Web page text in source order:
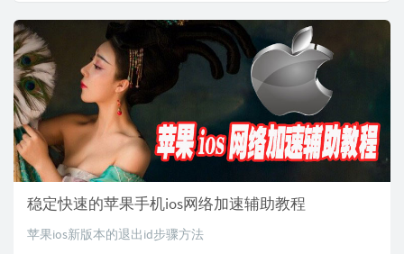
稳定快速的苹果手机ios网络加速辅助教程
苹果ios新版本的退出id步骤方法